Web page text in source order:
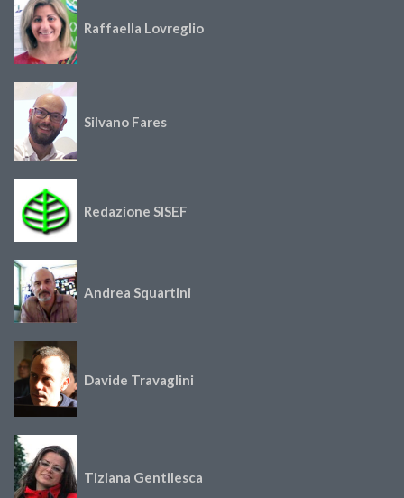
Raffaella Lovreglio
Silvano Fares
Redazione SISEF
Andrea Squartini
Davide Travaglini
Tiziana Gentilesca